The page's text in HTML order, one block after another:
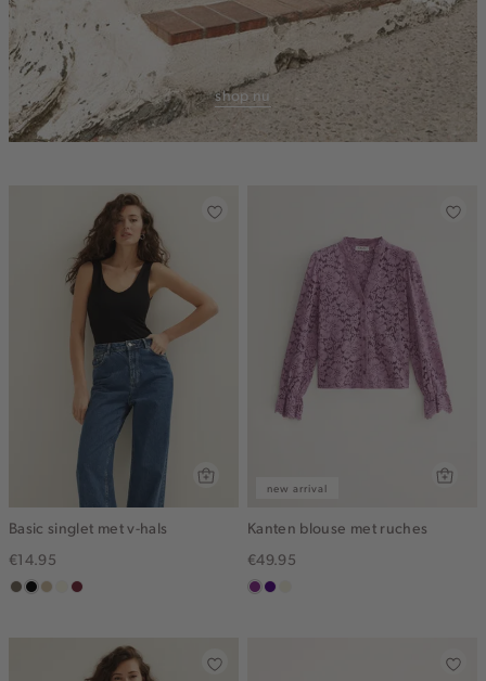
shop nu
Basic singlet met v-hals
€14.95
middenbruin
zwartlichtzand
wit,bordeaux
new arrival
Kanten blouse met ruches
€49.95
middenpaars
indigo